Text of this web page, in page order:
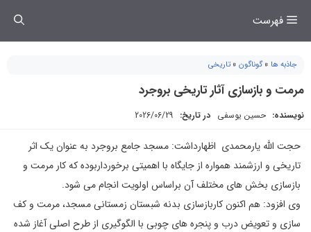
فهرست
جاذبه ها »گوناگون » تاریخی
مرمت و بازسازی آثار تاریخی بروجرد
نویسنده: حسین یوسفی در تاریخ: 2026/06/29
حجت الله یارمحمدی اظهارداشت: مسجد جامع بروجرد به عنوان یک اثر
تاریخی و ارزشمند همواره از جایگاه با اهمیتی برخورداربوده که کار مرمت و
بازسازی بخش های مختلف آن براساس اولویت انجام می شود.
وی افزود: هم اکنون کاربازسازی بدنه شبستان زمستانی مسجد، مرمت و کف
سازی و تعویض درب و پنجره های چوبی با الگوگیری از طرح اصلی آغاز شده